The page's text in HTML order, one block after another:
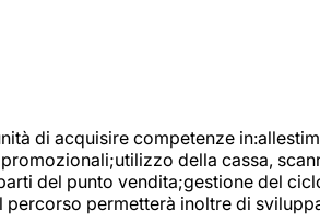
di acquisire competenze
della cassa,
del punto vendita;gestione del
permetterà inoltre di